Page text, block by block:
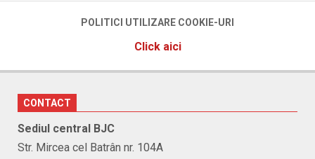
POLITICI UTILIZARE COOKIE-URI
Click aici
CONTACT
Sediul central BJC
Str. Mircea cel Batrân nr. 104A